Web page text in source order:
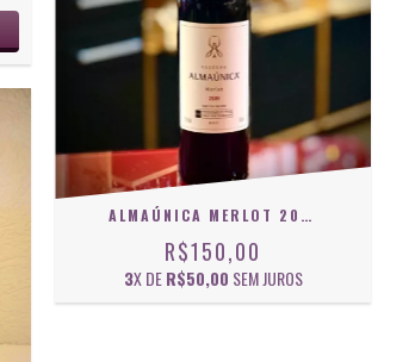
ALMAÚNICA MERLOT 2020 D.O.V.V. 750 ML
R$150,00
3X DER$50,00 SEM JUROS